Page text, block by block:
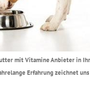
mit Vitamine Anbieter in
Erfahrung zeichnet uns